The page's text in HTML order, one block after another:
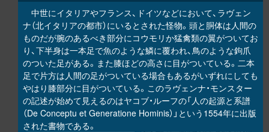
中世にイタリアやフランス、ドイツなどにおいて、ラヴェン
ナ（北イタリアの都市）にいるとされた怪物。頭と胴体は人間の
ものだが腕のあるべき部分にコウモリか猛禽類の翼がついてお
り、下半身は一本足で魚のような鱗に覆われ、鳥のような鉤爪
のついた足がある。また膝ほどの高さに目がついている。二本
足で片方は人間の足がついている場合もあるがいずれにしても
やはり膝部分に目がついている。このラヴェンナ・モンスター
の記述が始めて見えるのはヤコブ・ルーフの「人の起源と系譜
（De Conceptu et Generatione Hominis）」という1554年に出版
された書物である。